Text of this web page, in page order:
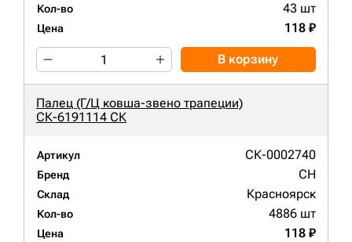
Кол-во 43 шт
Цена 118 ₽
В корзину
Палец (Г/Ц ковша-звено трапеции)
СК-6191114 СК
Артикул СК-0002740
Бренд CH
Склад Красноярск
Кол-во 4886 шт
Цена 118 ₽